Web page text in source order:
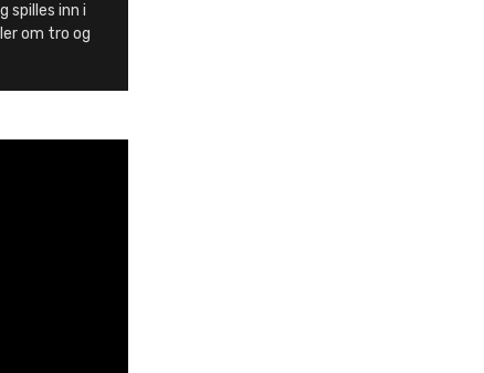
spilles inn i
om tro og